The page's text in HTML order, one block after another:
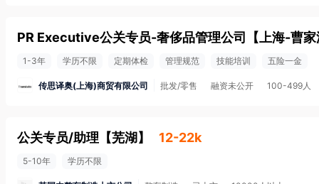
PR Executive公关专员-奢侈品管理公司 【 上海-曹
1-3年 学历不限 定期体检 管理规范 技能培训 五险一金
传思译奥(上海)商贸有限公司 批发/零售 融资未公开 100-499人
公关专员/助理 【芜湖 】 12-22k
5-10年 学历不限